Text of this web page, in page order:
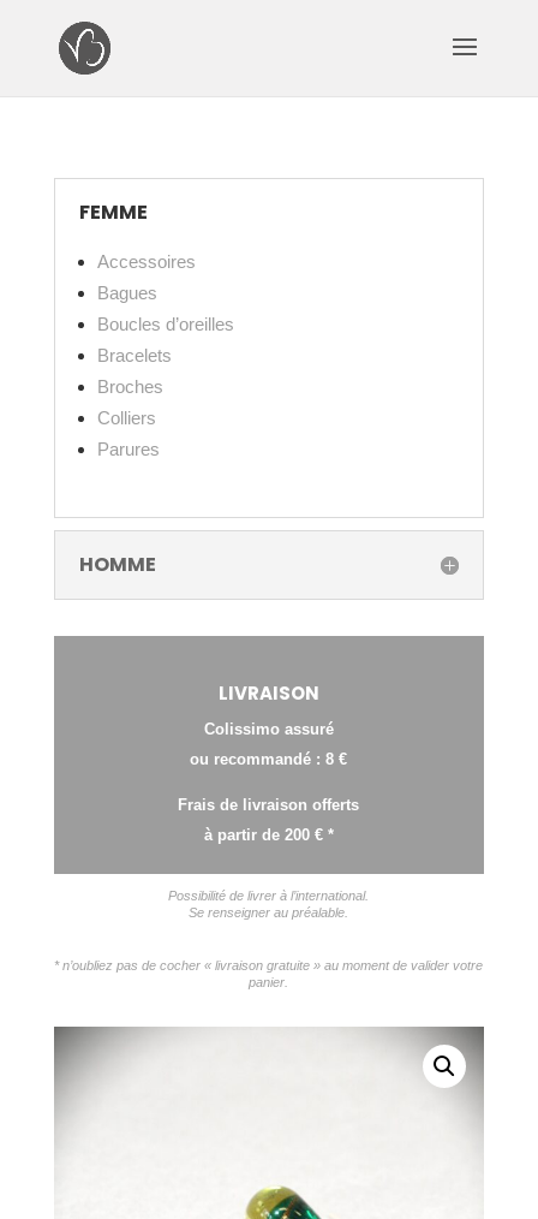
FEMME
Accessoires
Bagues
Boucles d’oreilles
Bracelets
Broches
Colliers
Parures
HOMME
LIVRAISON
Colissimo assuré
ou recommandé : 8 €
Frais de livraison offerts
à partir de 200 € *
Possibilité de livrer à l’international.
Se renseigner au préalable.
* n’oubliez pas de cocher « livraison gratuite » au moment de valider votre
panier.